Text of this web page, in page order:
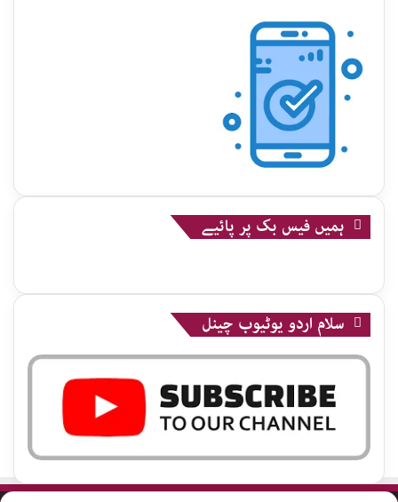
ہمیں فیس بک پر پائیے
سلام اردو یوٹیوب چینل